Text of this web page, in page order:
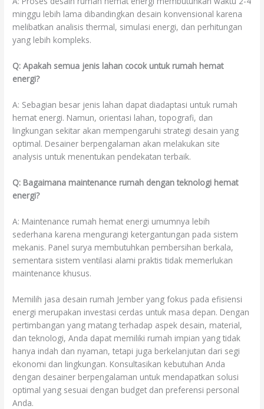
minggu lebih lama dibandingkan desain konvensional karena
melibatkan analisis thermal, simulasi energi, dan perhitungan
yang lebih kompleks.
Q: Apakah semua jenis lahan cocok untuk rumah hemat
energi?
A: Sebagian besar jenis lahan dapat diadaptasi untuk rumah
hemat energi. Namun, orientasi lahan, topografi, dan
lingkungan sekitar akan mempengaruhi strategi desain yang
optimal. Desainer berpengalaman akan melakukan site
analysis untuk menentukan pendekatan terbaik.
Q: Bagaimana maintenance rumah dengan teknologi hemat
energi?
A: Maintenance rumah hemat energi umumnya lebih
sederhana karena mengurangi ketergantungan pada sistem
mekanis. Panel surya membutuhkan pembersihan berkala,
sementara sistem ventilasi alami praktis tidak memerlukan
maintenance khusus.
Memilih jasa desain rumah Jember yang fokus pada efisiensi
energi merupakan investasi cerdas untuk masa depan. Dengan
pertimbangan yang matang terhadap aspek desain, material,
dan teknologi, Anda dapat memiliki rumah impian yang tidak
hanya indah dan nyaman, tetapi juga berkelanjutan dari segi
ekonomi dan lingkungan. Konsultasikan kebutuhan Anda
dengan desainer berpengalaman untuk mendapatkan solusi
optimal yang sesuai dengan budget dan preferensi personal
Anda.